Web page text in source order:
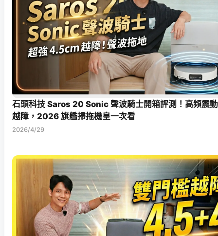
石頭科技 Saros 20 Sonic 聲波騎士開箱評測！高頻震
越障，2026 旗艦掃拖機皇一次看
2026/4/29